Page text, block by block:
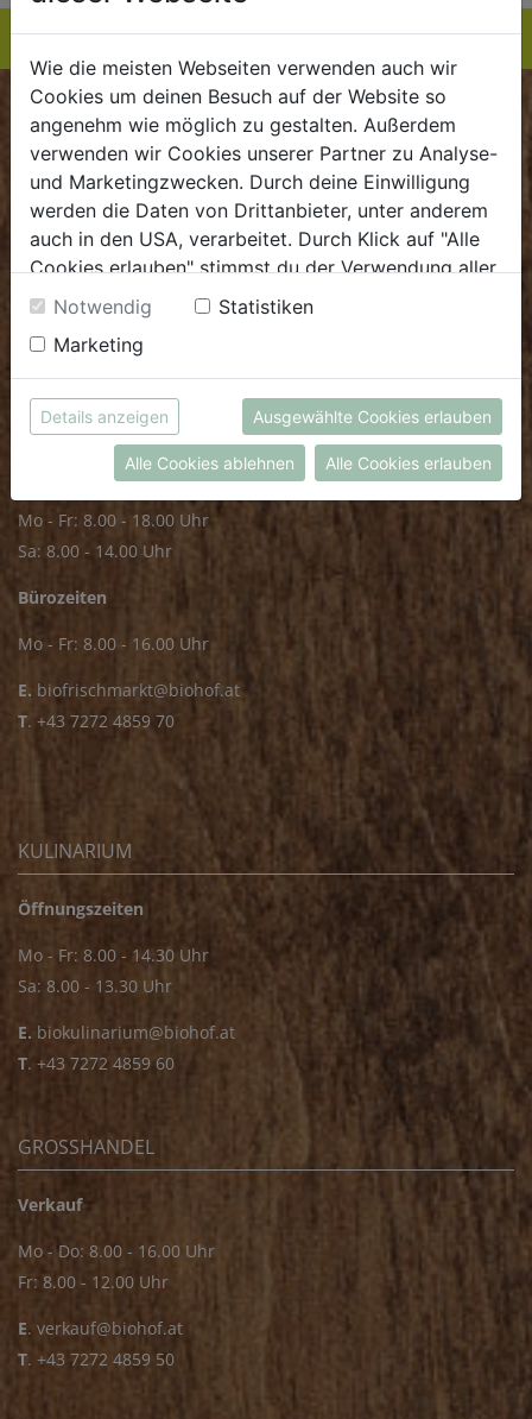
BIOKISTE
Kundenservice
Mo - Do: 8.00 - 16.00 Uhr
Fr: 8.00 - 15.00 Uhr
.dieBiokiste@biohof.at
.+43 7272 2597
FRISCHMARKT
Öffnungszeiten
Mo - Fr: 8.00 - 18.00 Uhr
Sa: 8.00 - 14.00 Uhr
Bürozeiten
Mo - Fr: 8.00 - 16.00 Uhr
E. biofrischmarkt@biohof.at
T. +43 7272 4859 70
KULINARIUM
Öffnungszeiten
Mo - Fr: 8.00 - 14.30 Uhr
Sa: 8.00 - 13.30 Uhr
E. biokulinarium@biohof.at
T. +43 7272 4859 60
GROSSHANDEL
Verkauf
Mo - Do: 8.00 - 16.00 Uhr
Fr: 8.00 - 12.00 Uhr
E. verkauf@biohof.at
T. +43 7272 4859 50
Wie die meisten Webseiten verwenden auch wir
Cookies um deinen Besuch auf der Website so
angenehm wie möglich zu gestalten. Außerdem
verwenden wir Cookies unserer Partner zu Analyse-
und Marketingzwecken. Durch deine Einwilligung
werden die Daten von Drittanbieter, unter anderem
auch in den USA, verarbeitet. Durch Klick auf "Alle
Cookies erlauben" stimmst du der Verwendung aller
Cookies zu. Unter "Details anzeigen" findest du alle
Infos zu den unterschiedlichen Cookies, du kannst
auch entscheiden, welche Cookies du erlauben
möchtest.
Weitere Informationen findest du in unserer
Datenschutzerklärung
bzw. imImpressum
Notwendig
Statistiken
Marketing
Details anzeigen Ausgewählte Cookies erlauben
Alle Cookies ablehnen Alle Cookies erlauben